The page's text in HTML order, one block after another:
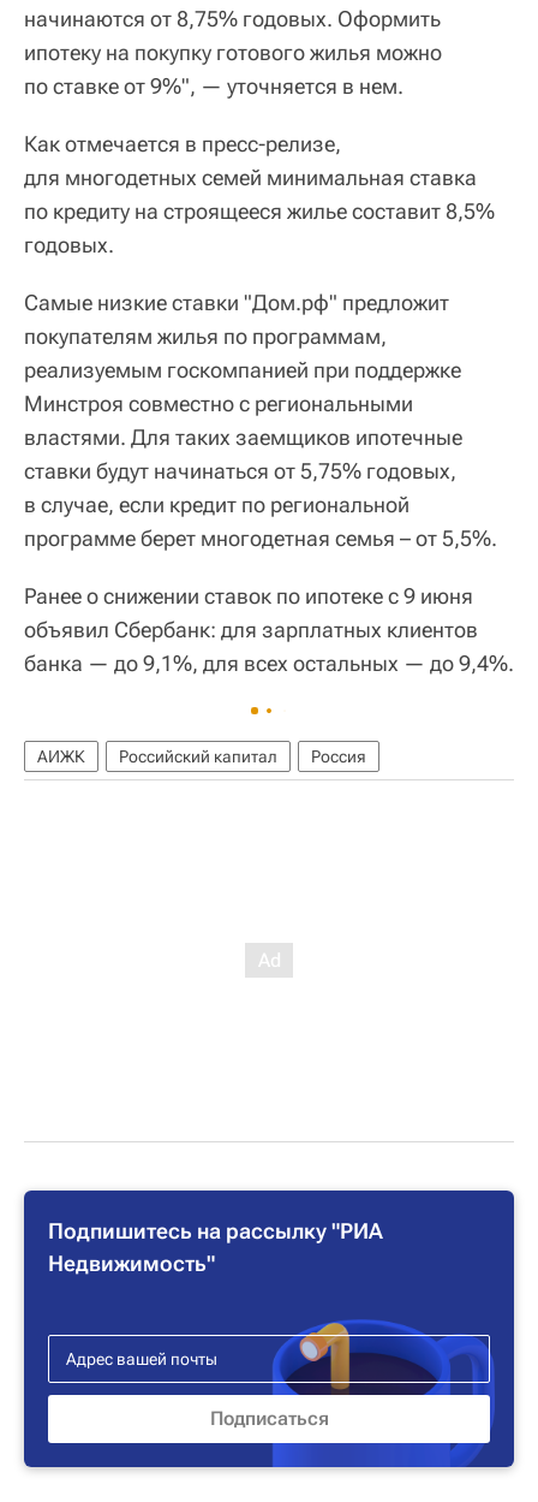
начинаются от 8,75% годовых. Оформить
ипотеку на покупку готового жилья можно
по ставке от 9%", — уточняется в нем.
Как отмечается в пресс-релизе,
для многодетных семей минимальная ставка
по кредиту на строящееся жилье составит 8,5%
годовых.
Самые низкие ставки "Дом.рф" предложит
покупателям жилья по программам,
реализуемым госкомпанией при поддержке
Минстроя совместно с региональными
властями. Для таких заемщиков ипотечные
ставки будут начинаться от 5,75% годовых,
в случае, если кредит по региональной
программе берет многодетная семья – от 5,5%.
Ранее о снижении ставок по ипотеке с 9 июня
объявил Сбербанк: для зарплатных клиентов
банка — до 9,1%, для всех остальных — до 9,4%.
АИЖК Российский капитал Россия
Подпишитесь на рассылку "РИА
Недвижимость"